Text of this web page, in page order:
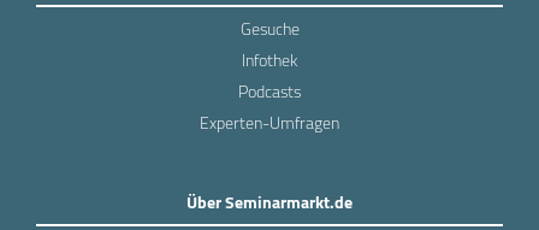
Gesuche
Infothek
Podcasts
Experten-Umfragen
Über Seminarmarkt.de